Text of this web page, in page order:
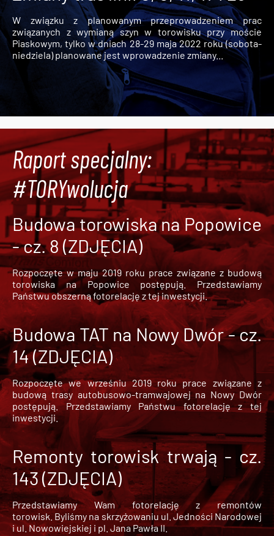
W związku z planowanym przeprowadzeniem prac
związanych z wymianą szyn w torowisku przy moście
Piaskowym, tylko w dniach 28-29 maja 2022 roku (sobota-
niedziela) planowane jest wprowadzenie zmiany...
Raport specjalny:
#TORYwolucja
Budowa torowiska na Popowice
- cz. 8 (ZDJĘCIA)
Rozpoczęte w maju 2019 roku prace związane z budową
torowiska na Popowice
postępują. Przedstawiamy
Państwu obszerną fotorelację z tej inwestycji.
Budowa TAT na Nowy Dwór - cz.
14 (ZDJĘCIA)
Rozpoczęte we wrześniu 2019 roku prace związane z
budową trasy autobusowo-tramwajowej na Nowy Dwór
postępują. Przedstawiamy Państwu fotorelację z tej
inwestycji.
Remonty torowisk trwają - cz.
143 (ZDJĘCIA)
Przedstawiamy Wam fotorelację z remontów
torowisk. Byliśmy na skrzyżowaniu ul. Jedności Narodowej
i ul. Nowowiejskiej i pl. Jana Pawła II.